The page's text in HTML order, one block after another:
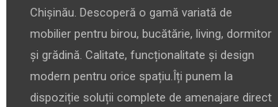
Chișinău. Descoperă o gamă variată de
mobilier pentru birou, bucătărie, living, dormitor
și grădină. Calitate, funcționalitate și design
modern pentru orice spațiu.Îți punem la
dispoziție soluții complete de amenajare direct